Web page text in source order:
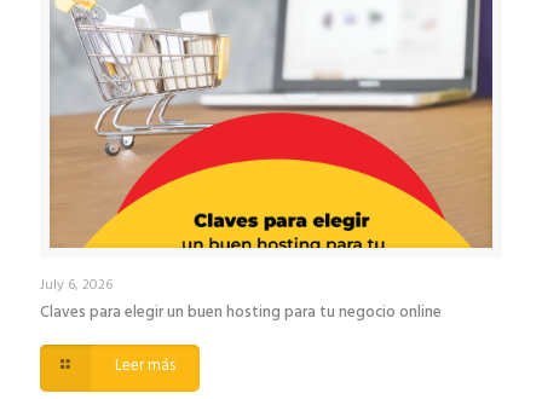
July 6, 2026
Claves para elegir un buen hosting para tu negocio online
Leer más